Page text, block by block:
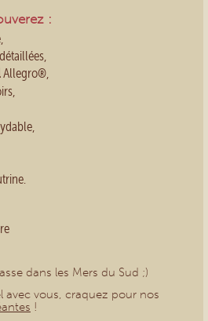
:
Allegro®,
dans les Mers du Sud ;)
avec vous, craquez pour nos
!